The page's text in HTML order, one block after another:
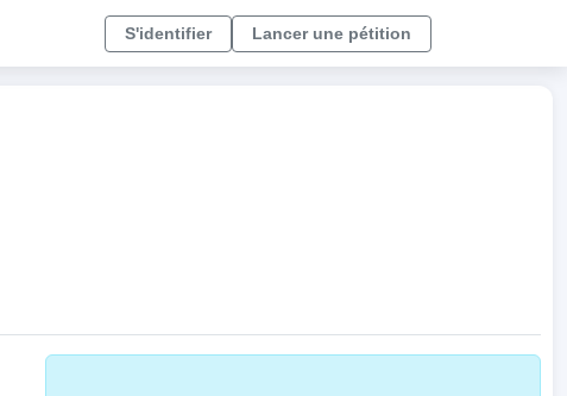
S'identifier Lancer une pétition